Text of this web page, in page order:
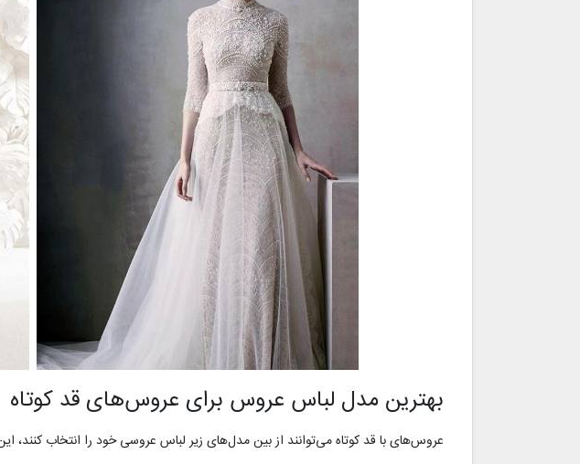
بهترین مدل‌ لباس عروس برای عروس‌های قد کوتاه
عروس‌های با قد کوتاه می‌توانند از بین مدل‌های زیر لباس عروسی خود را انتخاب